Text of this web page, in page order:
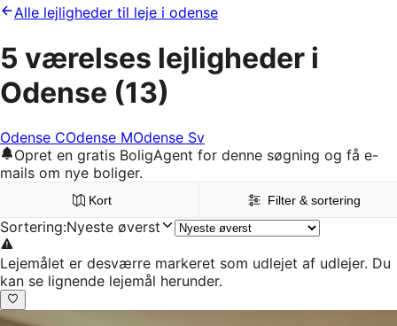
Alle lejligheder til leje i odense
5 værelses lejligheder i
Odense (13)
Odense COdense MOdense Sv
Opret en gratis BoligAgent for denne søgning og få e-
mails om nye boliger.
Kort Filter & sortering
Sortering:Nyeste øverst
Lejemålet er desværre markeret som udlejet af udlejer. Du
kan se lignende lejemål herunder.